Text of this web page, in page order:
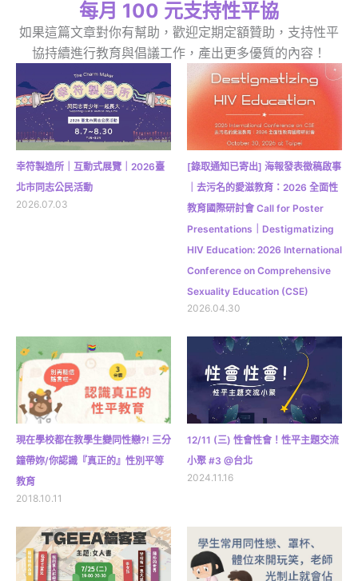
每月 100 元支持性平協
如果這篇文章對你有幫助，歡迎定期定額贊助，支持性平
協持續進行教育與倡議工作，產出更多優質的內容！
幸符製造所｜互動式展覽｜2026臺
北市同志公民活動
2026.07.03
[錄取通知已寄出] 海報發表徵稿啟事
｜去污名的愛滋教育：2026 全面性
教育國際研討會 Call for Poster
Presentations｜Destigmatizing
HIV Education: 2026 International
Conference on Comprehensive
Sexuality Education (CSE)
2026.04.30
現在學校都在教學生變同性戀?! 三分
鐘帶妳/你認識『真正的』性別平等
教育
2018.10.11
12/11 (三) 性會性會！性平主題交流
小聚 #3 @台北
2024.11.16